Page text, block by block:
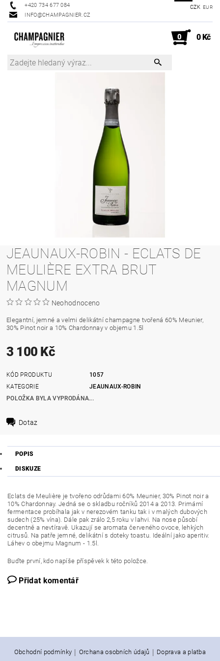
+420 734 677 084
INFO@CHAMPAGNIER.CZ
CZK EUR
0 0 Kč
JEAUNAUX-ROBIN - ECLATS DE
MEULIÈRE EXTRA BRUT
MAGNUM
Neohodnoceno
Elegantní, jemné a velmi delikátní champagne tvořená 60% Meunier,
30% Pinot noir a 10% Chardonnay v objemu 1.5l
3 100 Kč
KÓD PRODUKTU
1057
KATEGORIE
JEAUNAUX-ROBIN
POLOŽKA BYLA VYPRODÁNA...
Dotaz
POPIS
DISKUZE
Eclats de Meulière je tvořeno odrůdami 60% Meunier, 30% Pinot noir a
10% Chardonnay. Jedná se o skladbu ročníků 2014 a 2013. Primární
fermentace probíhala jak v nerezovém tanku tak i v malých dubových
sudech (25% vína). Dále pak zrálo 2,5 roku v lahvi. Na nose působí
decentně a nevtíravě. Ukazují se aromata červeného ovoce, lehkých
citrusů. Na patře jemné, delikátní s doteky toastu. Ideální jako aperitiv.
Láhev o obejmu Magnum - 1.5l.
Buďte první, kdo napíše příspěvek k této položce.
Přidat komentář
Obchodní podmínky | Orchana osobních údajů | Doprava a platba